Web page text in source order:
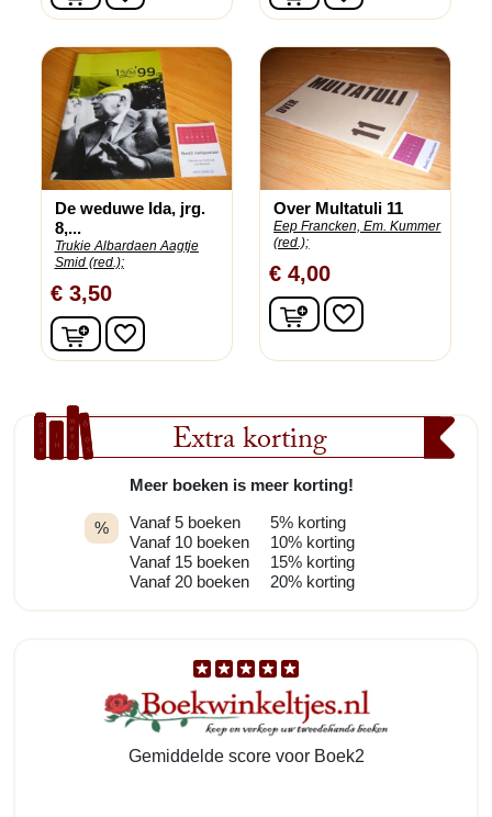
Extra korting
%
Meer boeken is meer korting!
Vanaf 5 boeken
Vanaf 10 boeken
Vanaf 15 boeken
Vanaf 20 boeken
5% korting
10% korting
15% korting
20% korting
Gemiddelde score voor Boek2
De weduwe Ida, jrg.
8,...
Trukie Albardaen Aagtje
Smid (red.);
€ 3,50
In winkelwagen
favorite_border
Over Multatuli 11
Eep Francken, Em. Kummer
(red.);
€ 4,00
In winkelwagen
favorite_border